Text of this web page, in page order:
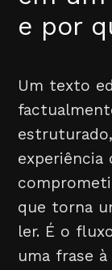
e por
Um texto
experiência
que torna
ler. É o
uma frase